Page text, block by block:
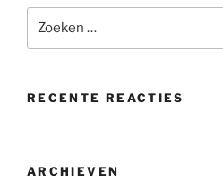
naar:
RECENTE REACTIES
ARCHIEVEN